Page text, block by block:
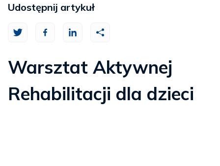
Warsztat Aktywnej
Rehabilitacji dla dzieci
Udostępnij artykuł